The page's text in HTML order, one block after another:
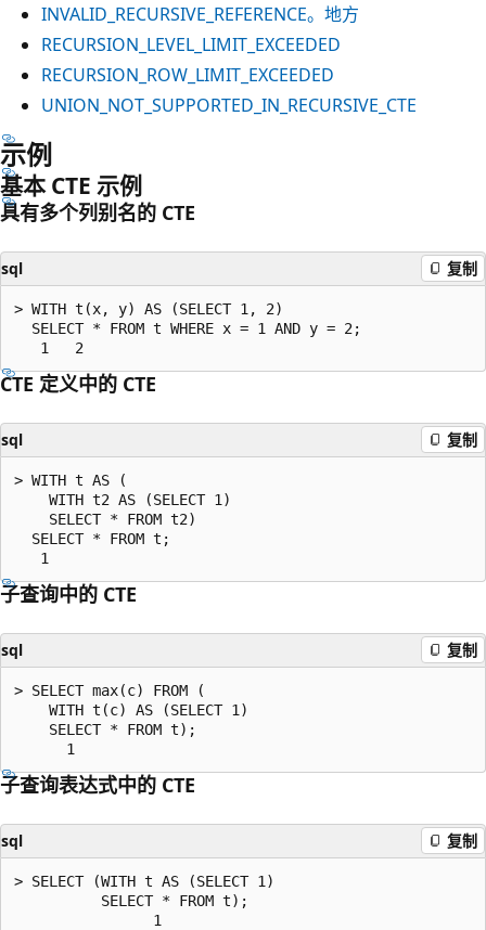
INVALID_RECURSIVE_REFERENCE。地方
RECURSION_LEVEL_LIMIT_EXCEEDED
RECURSION_ROW_LIMIT_EXCEEDED
UNION_NOT_SUPPORTED_IN_RECURSIVE_CTE
示例
基本 CTE 示例
具有多个列别名的 CTE
sql 复制
> WITH t(x, y) AS (SELECT 1, 2)
  SELECT * FROM t WHERE x = 1 AND y = 2;
CTE 定义中的 CTE
sql 复制
> WITH t AS (
    WITH t2 AS (SELECT 1)
    SELECT * FROM t2)
  SELECT * FROM t;
子查询中的 CTE
sql 复制
> SELECT max(c) FROM (
    WITH t(c) AS (SELECT 1)
    SELECT * FROM t);
子查询表达式中的 CTE
sql 复制
> SELECT (WITH t AS (SELECT 1)
          SELECT * FROM t);